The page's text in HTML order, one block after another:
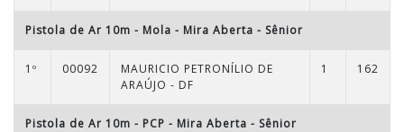
Pistola de Ar 10m - Mola - Mira Aberta - Sênior
1º 00092
MAURICIO PETRONÍLIO DE
ARAÚJO - DF
1 162
Pistola de Ar 10m - PCP - Mira Aberta - Sênior